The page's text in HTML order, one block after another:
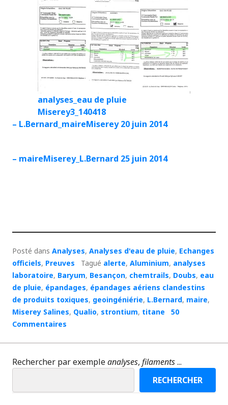
analyses_eau de pluie
Miserey3_140418
– L.Bernard_maireMiserey 20 juin 2014
– maireMiserey_L.Bernard 25 juin 2014
Posté dans Analyses, Analyses d'eau de pluie, Echanges
officiels, Preuves Tagué alerte, Aluminium, analyses
laboratoire, Baryum, Besançon, chemtrails, Doubs, eau
de pluie, épandages, épandages aériens clandestins
de produits toxiques, geoingéniérie, L.Bernard, maire,
Miserey Salines, Qualio, strontium, titane
50
Commentaires
Rechercher par exempleanalyses, filaments...
RECHERCHER